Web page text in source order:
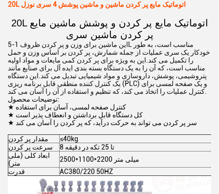
20L اتوماتیک مایع پر کردن ماشین و ماشین پوشش 4 سری نوزل
20L اتوماتیک مایع پر کردن و پوشش ماشین مایع
پر کردن ماشین سری
این ماشین برای وزن و پر کردن ظروف 1-5L مناسب است، به طور
خودکار یک سری عملیات از جمله شمارش، پر کردن بر اساس وزن و حمل
را تکمیل می کند.این به ویژه برای پر کردن کمی مایعات و مواد اولیه
مناسب است، که آن را به یک دستگاه بسته بندی ایده آل برای صنایع مانند
پتروشیمی، پوشش، داروسازی و مواد شیمیایی تبدیل می کند.این دستگاه
یک کنترل کننده منطقی قابل برنامه ریزی (PLC) و یک صفحه لمسی برای
توضیحات محصول:
★ کنترل صفحه لمسی، آسان برای استفاده
★ کل دستگاه قابل برداشتن و انعطاف پذیر است
★ سر پر کردن می تواند به حرکت درآید، که پر کردن را آسان می کند
مقدار پر کردن
≤40kg
سرعت پر کردن
8 تا 25 تکه در دقیقه
ابعاد کلی (ملی
متر)
2500*1100*2200 میلی متر
قدرت
AC380/220 50HZ